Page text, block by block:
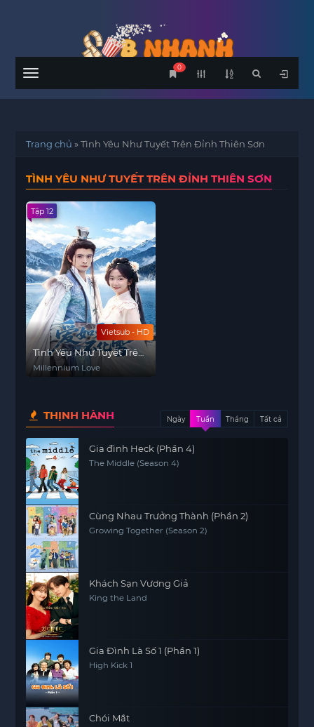
Menu
0
Trang chủ »Tình Yêu Như Tuyết Trên Đỉnh Thiên Sơn
TÌNH YÊU NHƯ TUYẾT TRÊN ĐỈNH THIÊN SƠN
Vietsub - HD
Tập 12
Tình Yêu Như Tuyết Trên
Đỉnh Thiên Sơn
Millennium Love
THỊNH HÀNH Ngày Tuần Tháng Tất cả
Gia đình Heck (Phần 4)
The Middle (Season 4)
Cùng Nhau Trưởng Thành (Phần 2)
Growing Together (Season 2)
Khách Sạn Vương Giả
King the Land
Gia Đình Là Số 1 (Phần 1)
High Kick 1
Chói Mắt